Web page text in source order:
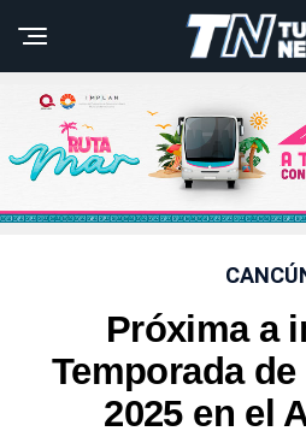
Próxima a
Temporada
2025 en el